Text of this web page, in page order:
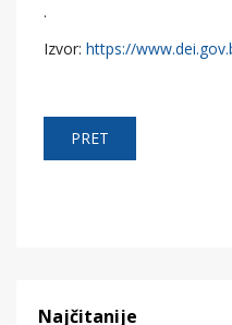
.
Izvor: https://
PRET
Najčitanije